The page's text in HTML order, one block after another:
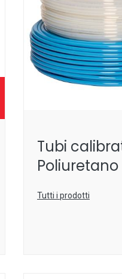
Tubi
Poliuretano
Tutti i prodotti